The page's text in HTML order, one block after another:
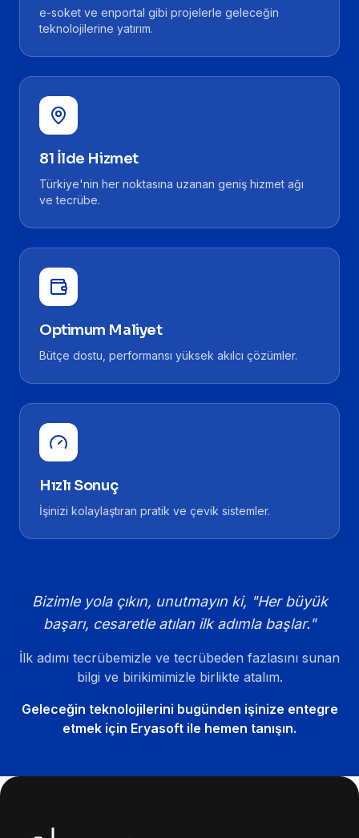
e-soket ve enportal gibi projelerle geleceğin
teknolojilerine yatırım.
81 İlde Hizmet
Türkiye'nin her noktasına uzanan geniş hizmet ağı
ve tecrübe.
Optimum Maliyet
Bütçe dostu, performansı yüksek akılcı çözümler.
Hızlı Sonuç
İşinizi kolaylaştıran pratik ve çevik sistemler.
Bizimle yola çıkın, unutmayın ki, "Her büyük
başarı, cesaretle atılan ilk adımla başlar."
İlk adımı tecrübemizle ve tecrübeden fazlasını sunan
bilgi ve birikimimizle birlikte atalım.
Geleceğin teknolojilerini bugünden işinize entegre
etmek için Eryasoft ile hemen tanışın.